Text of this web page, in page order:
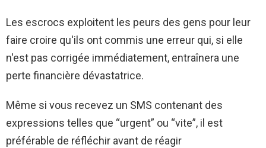
Les escrocs exploitent les peurs des gens pour leur
faire croire qu'ils ont commis une erreur qui, si elle
n'est pas corrigée immédiatement, entraînera une
perte financière dévastatrice.
Même si vous recevez un SMS contenant des
expressions telles que “urgent” ou “vite”, il est
préférable de réfléchir avant de réagir